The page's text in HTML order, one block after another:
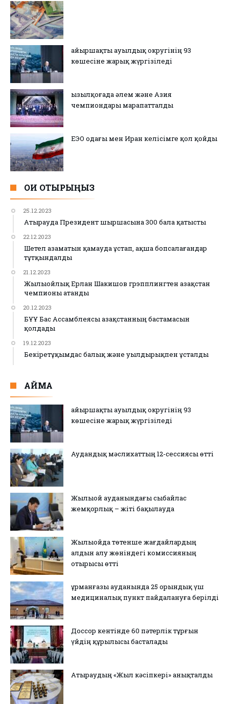
Қайыршақты ауылдық округінің 93
көшесіне жарық жүргізіледі
Қызылқоғада әлем және Азия
чемпиондары марапатталды
ЕЭО одағы мен Иран келісімге қол қойды
ОҚИ ОТЫРЫҢЫЗ
25.12.2023
Атырауда Президент шыршасына 300 бала қатысты
22.12.2023
Шетел азаматын қамауда ұстап, ақша бопсалағандар
тұтқындалды
21.12.2023
Жылыойлық Ерлан Шакишов грэпплингтен Қазақстан
чемпионы атанды
20.12.2023
БҰҰ Бас Ассамблеясы Қазақстанның бастамасын
қолдады
19.12.2023
Бекіретұқымдас балық және уылдырықпен ұсталды
АЙМАҚ
Қайыршақты ауылдық округінің 93
көшесіне жарық жүргізіледі
Аудандық мәслихаттың 12-сессиясы өтті
Жылыой ауданындағы сыбайлас
жемқорлық – жіті бақылауда
Жылыойда төтенше жағдайлардың
алдын алу жөніндегі комиссияның
отырысы өтті
Құрманғазы ауданында 25 орындық үш
медициналық пункт пайдалануға берілді
Доссор кентінде 60 пәтерлік тұрғын
үйдің құрылысы басталады
Атыраудың «Жыл кәсіпкері» анықталды